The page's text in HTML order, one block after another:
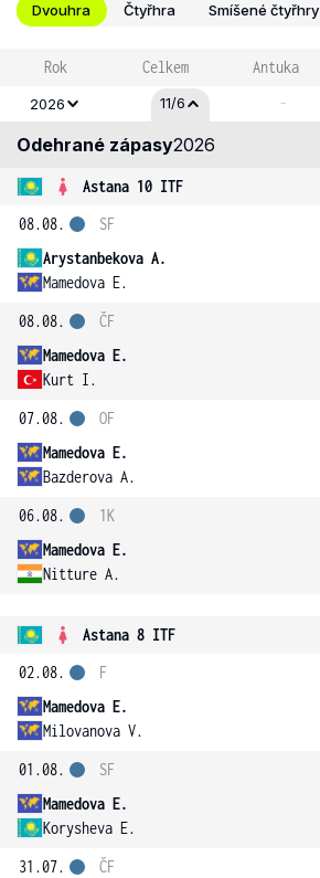
Dvouhra Čtyřhra Smíšené čtyřhry
Rok Celkem Antuka
2026 11/6 -
Odehrané zápasy2026
Astana 10 ITF
08.08.
Arystanbekova A.
Mamedova E.
SF
08.08.
Mamedova E.
Kurt I.
ČF
07.08.
Mamedova E.
Bazderova A.
OF
06.08.
Mamedova E.
Nitture A.
1K
Astana 8 ITF
02.08.
Mamedova E.
Milovanova V.
F
01.08.
Mamedova E.
Korysheva E.
SF
31.07.
ČF